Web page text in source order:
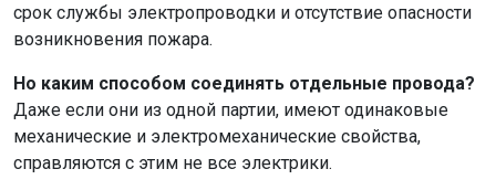
срок службы электропроводки и отсутствие опасности
возникновения пожара.
Но каким способом соединять отдельные провода?
Даже если они из одной партии, имеют одинаковые
механические и электромеханические свойства,
справляются с этим не все электрики.